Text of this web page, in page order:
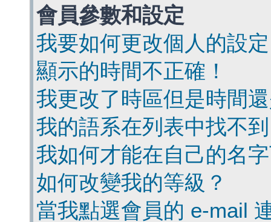
會員參數和設定
我要如何更改個人的設
顯示的時間不正確！
我更改了時區但是時間
我的語系在列表中找不
我如何才能在自己的名
如何改變我的等級？
當我點選會員的 e-mail